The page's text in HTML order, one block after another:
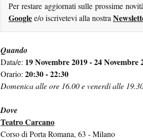
Per restare aggiornati sulle prossime
Googlee/o iscrivetevi alla nostra
Quando
Data/e: 19 Novembre 2019 - 24 Novembre
Orario: 20:30 - 22:30
Domenica alle ore 16.00 e venerdì alle
Dove
Teatro Carcano
Corso di Porta Romana, 63 - Milano